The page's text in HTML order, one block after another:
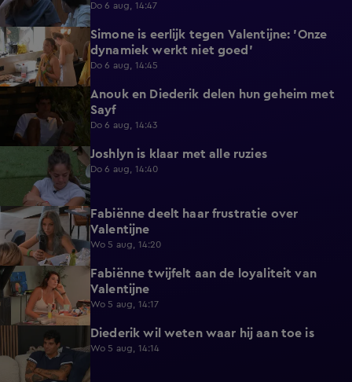
Do 6 aug, 14:47
1:12
Simone is eerlijk tegen Valentijne: 'Onze
dynamiek werkt niet goed'
Do 6 aug, 14:45
0:48
Anouk en Diederik delen hun geheim met
Sayf
Do 6 aug, 14:43
Joshlyn is klaar met alle ruzies
Do 6 aug, 14:40
0:29
Fabiënne deelt haar frustratie over
Valentijne
Wo 5 aug, 14:20
0:58
Fabiënne twijfelt aan de loyaliteit van
Valentijne
Wo 5 aug, 14:17
Diederik wil weten waar hij aan toe is
Wo 5 aug, 14:14